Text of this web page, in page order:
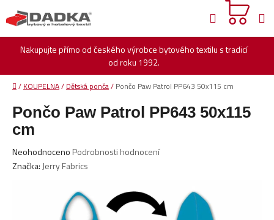
na
obsah
Nakupujte přímo od českého výrobce bytového textilu s tradicí
od roku 1992.
Hledat
Domů
/ KOUPELNA/ Dětská ponča/ Pončo Paw Patrol PP643 50x115 cm
Pončo Paw Patrol PP643 50x115
cm
Průměrné
hodnocení
Neohodnoceno Podrobnosti hodnocení
Značka: Jerry Fabrics